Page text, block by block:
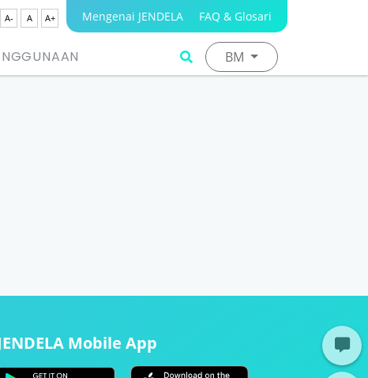
A- A A+ Mengenai JENDELA FAQ & Glosari
BM
Mobile App